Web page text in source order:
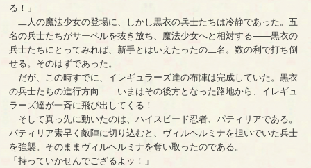
る！」
二人の魔法少女の登場に、しかし黒衣の兵士たちは冷静であった。五
名の兵士たちがサーベルを抜き放ち、魔法少女へと相対する――黒衣の
兵士たちにとってみれば、新手とはいえたったの二名。数の利で打ち倒
せる。そのはずであった。
だが、この時すでに、イレギュラーズ達の布陣は完成していた。黒衣
の兵士たちの進行方向――いまはその後方となった路地から、イレギュ
ラーズ達が一斉に飛び出してくる！
そして真っ先に動いたのは、ハイスピード忍者、パティリアである。
パティリア素早く敵陣に切り込むと、ヴィルヘルミナを担いでいた兵士
を強襲。そのままヴィルヘルミナを奪い取ったのである。
「持っていかせんでござるよッ！」